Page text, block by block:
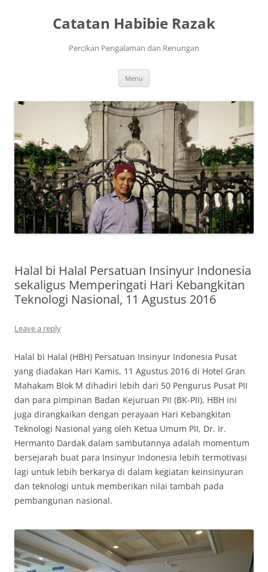
Catatan Habibie Razak
Percikan Pengalaman dan Renungan
Menu
Halal bi Halal Persatuan Insinyur Indonesia
sekaligus Memperingati Hari Kebangkitan
Teknologi Nasional, 11 Agustus 2016
Leave a reply
Halal bi Halal (HBH) Persatuan Insinyur Indonesia Pusat
yang diadakan Hari Kamis, 11 Agustus 2016 di Hotel Gran
Mahakam Blok M dihadiri lebih dari 50 Pengurus Pusat PII
dan para pimpinan Badan Kejuruan PII (BK-PII). HBH ini
juga dirangkaikan dengan perayaan Hari Kebangkitan
Teknologi Nasional yang oleh Ketua Umum PII, Dr. Ir.
Hermanto Dardak dalam sambutannya adalah momentum
bersejarah buat para Insinyur Indonesia lebih termotivasi
lagi untuk lebih berkarya di dalam kegiatan keinsinyuran
dan teknologi untuk memberikan nilai tambah pada
pembangunan nasional.